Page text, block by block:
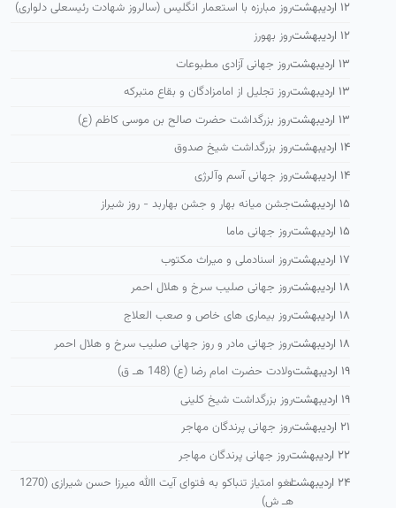
۱۲ اردیبهشت
روز مبارزه با استعمار انگلیس (سالروز شهادت رئیسعلی دلواری)
۱۲ اردیبهشت
روز بهورز
۱۳ اردیبهشت
روز جهانی آزادی مطبوعات
۱۳ اردیبهشت
روز تجلیل از امامزادگان و بقاع متبرکه
۱۳ اردیبهشت
روز بزرگداشت حضرت صالح بن موسی كاظم (ع)
۱۴ اردیبهشت
روز بزرگداشت شیخ صدوق
۱۴ اردیبهشت
روز جهانی آسم وآلرژی
۱۵ اردیبهشت
جشن میانه بهار و جشن بهاربد - روز شیراز
۱۵ اردیبهشت
روز جهانی ماما
۱۷ اردیبهشت
روز اسنادملی و میراث مکتوب
۱۸ اردیبهشت
روز جهانی صلیب سرخ و هلال احمر
۱۸ اردیبهشت
روز بیماری های خاص و صعب العلاج
۱۸ اردیبهشت
روز جهانی مادر و روز جهانی صلیب سرخ و هلال احمر
۱۹ اردیبهشت
ولادت حضرت امام رضا (ع) (148 هـ ق)
۱۹ اردیبهشت
روز بزرگداشت شیخ كلینی
۲۱ اردیبهشت
روز جهانی پرندگان مهاجر
۲۲ اردیبهشت
روز جهانی پرندگان مهاجر
۲۴ اردیبهشت
لغو امتیاز تنباكو به فتوای آیت االله میرزا حسن شیرازی (1270
هـ ش)